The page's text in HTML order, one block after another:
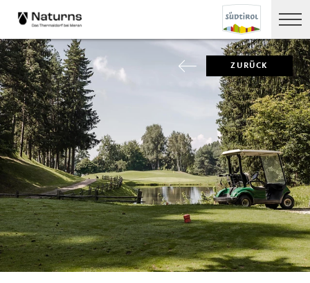
ZURÜCK